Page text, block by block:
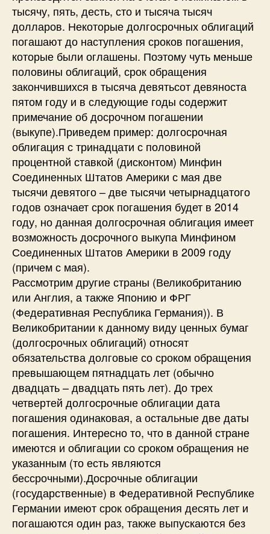
тысячу, пять, десть, сто и тысяча тысяч
долларов. Некоторые долгосрочных облигаций
погашают до наступления сроков погашения,
которые были оглашены. Поэтому чуть меньше
половины облигаций, срок обращения
закончившихся в тысяча девятьсот девяноста
пятом году и в следующие годы содержит
примечание об досрочном погашении
(выкупе).Приведем пример: долгосрочная
облигация с тринадцати с половиной
процентной ставкой (дисконтом) Минфин
Соединенных Штатов Америки с мая две
тысячи девятого – две тысячи четырнадцатого
годов означает срок погашения будет в 2014
году, но данная долгосрочная облигация имеет
возможность досрочного выкупа Минфином
Соединенных Штатов Америки в 2009 году
(причем с мая).
Рассмотрим другие страны (Великобританию
или Англия, а также Японию и ФРГ
(Федеративная Республика Германия)). В
Великобритании к данному виду ценных бумаг
(долгосрочных облигаций) относят
обязательства долговые со сроком обращения
превышающем пятнадцать лет (обычно
двадцать – двадцать пять лет). До трех
четвертей долгосрочные облигации дата
погашения одинаковая, а остальные две даты
погашения. Интересно то, что в данной стране
имеются и облигации со сроком обращения не
указанным (то есть являются
бессрочными).Досрочные облигации
(государственные) в Федеративной Республике
Германии имеют срок обращения десять лет и
погашаются один раз, также выпускаются без